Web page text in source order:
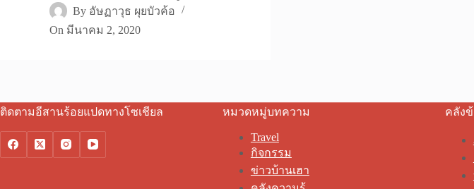
By อัษฏาวุธ ผุยบัวค้อ
On มีนาคม 2, 2020
ติดตามอีสานร้อยแปดทางโซเชียล หมวดหมู่บทความ
Travel
กิจกรรม
ข่าวบ้านเฮา
คลัง